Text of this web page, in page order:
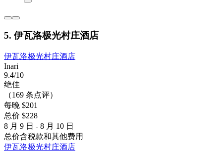
5. 伊瓦洛极光村庄酒店
伊瓦洛极光村庄酒店
Inari
9.4/10
绝佳
（169 条点评）
每晚 $201
总价 $228
8 月 9 日 - 8 月 10 日
总价含税款和其他费用
伊瓦洛极光村庄酒店